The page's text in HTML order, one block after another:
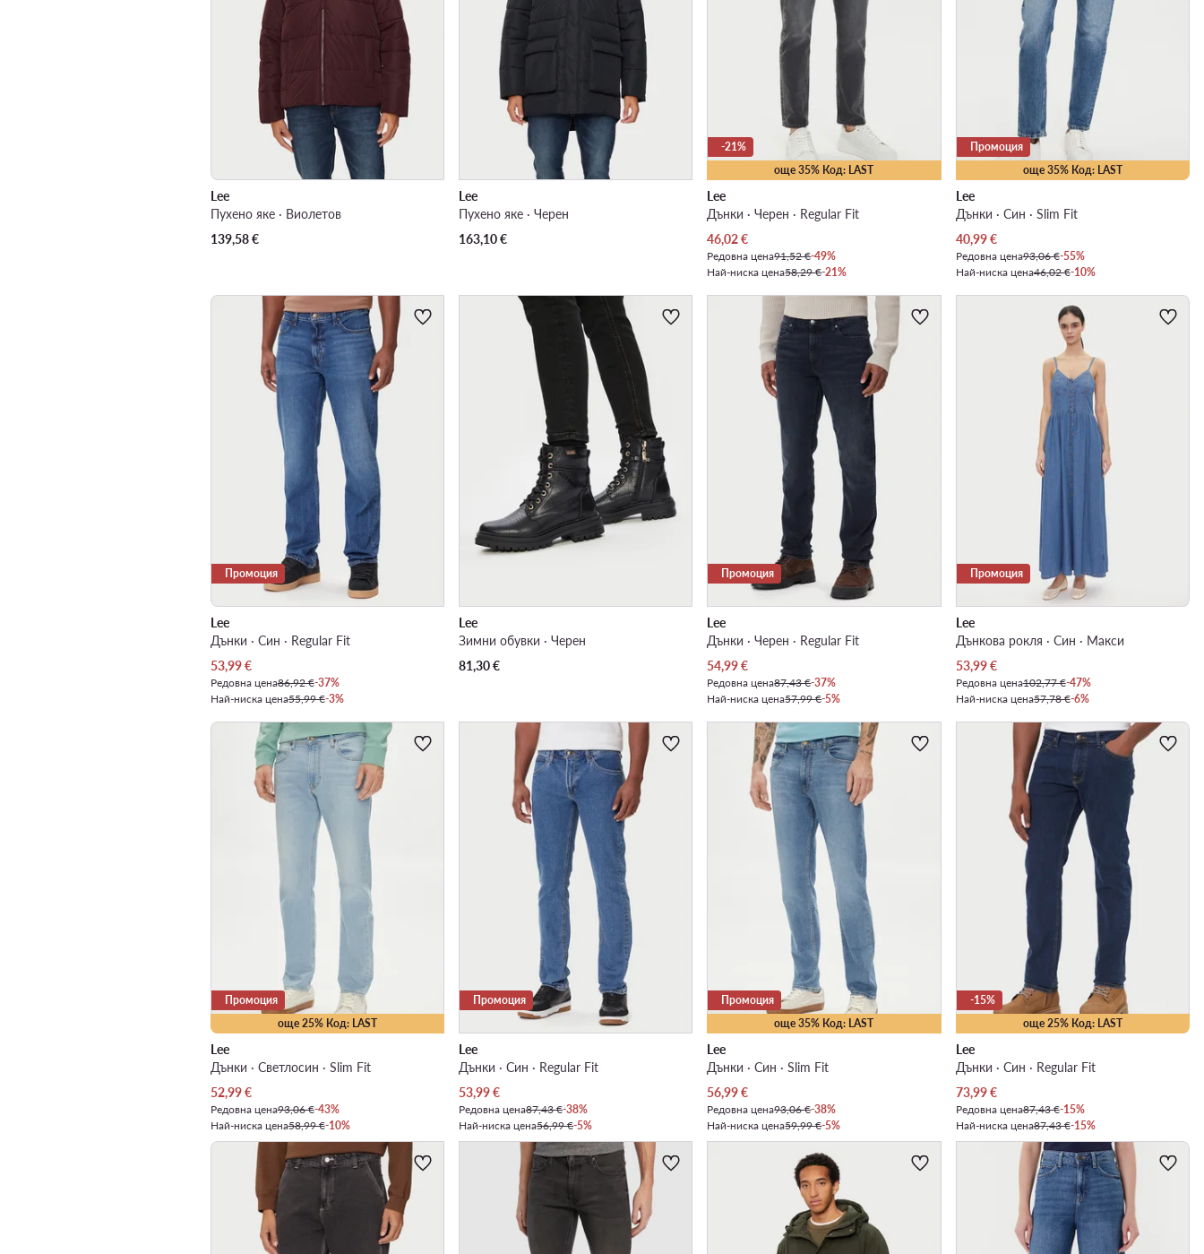
Lee
Пухено яке · Виолетов
139,58€
Lee
Пухено яке · Черен
163,10€
още 35% Код: LAST
-21%
Lee
Дънки · Черен · Regular Fit
Актуална цена
46,02€
Редовна цена91,52 €-49%
Най-ниска цена58,29 €-21%
още 35% Код: LAST
Промоция
Lee
Дънки · Син · Slim Fit
Актуална цена
40,99€
Редовна цена93,06 €-55%
Най-ниска цена46,02 €-10%
Промоция
Lee
Дънки · Син · Regular Fit
Актуална цена
53,99€
Редовна цена86,92 €-37%
Най-ниска цена55,99 €-3%
Lee
Зимни обувки · Черен
81,30€
Промоция
Lee
Дънки · Черен · Regular Fit
Актуална цена
54,99€
Редовна цена87,43 €-37%
Най-ниска цена57,99 €-5%
Промоция
Lee
Дънкова рокля · Син · Макси
Актуална цена
53,99€
Редовна цена102,77 €-47%
Най-ниска цена57,78 €-6%
още 25% Код: LAST
Промоция
Lee
Дънки · Светлосин · Slim Fit
Актуална цена
52,99€
Редовна цена93,06 €-43%
Най-ниска цена58,99 €-10%
Промоция
Lee
Дънки · Син · Regular Fit
Актуална цена
53,99€
Редовна цена87,43 €-38%
Най-ниска цена56,99 €-5%
още 35% Код: LAST
Промоция
Lee
Дънки · Син · Slim Fit
Актуална цена
56,99€
Редовна цена93,06 €-38%
Най-ниска цена59,99 €-5%
още 25% Код: LAST
-15%
Lee
Дънки · Син · Regular Fit
Актуална цена
73,99€
Редовна цена87,43 €-15%
Най-ниска цена87,43 €-15%